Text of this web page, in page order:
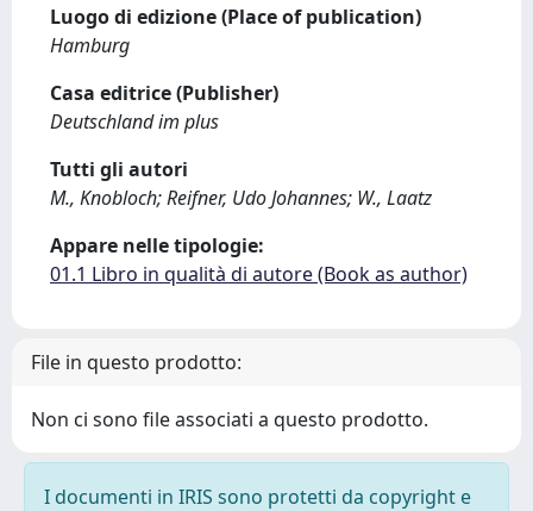
Luogo di edizione (Place of publication)
Hamburg
Casa editrice (Publisher)
Deutschland im plus
Tutti gli autori
M., Knobloch; Reifner, Udo Johannes; W., Laatz
Appare nelle tipologie:
01.1 Libro in qualità di autore (Book as author)
File in questo prodotto:
Non ci sono file associati a questo prodotto.
I documenti in IRIS sono protetti da copyright e